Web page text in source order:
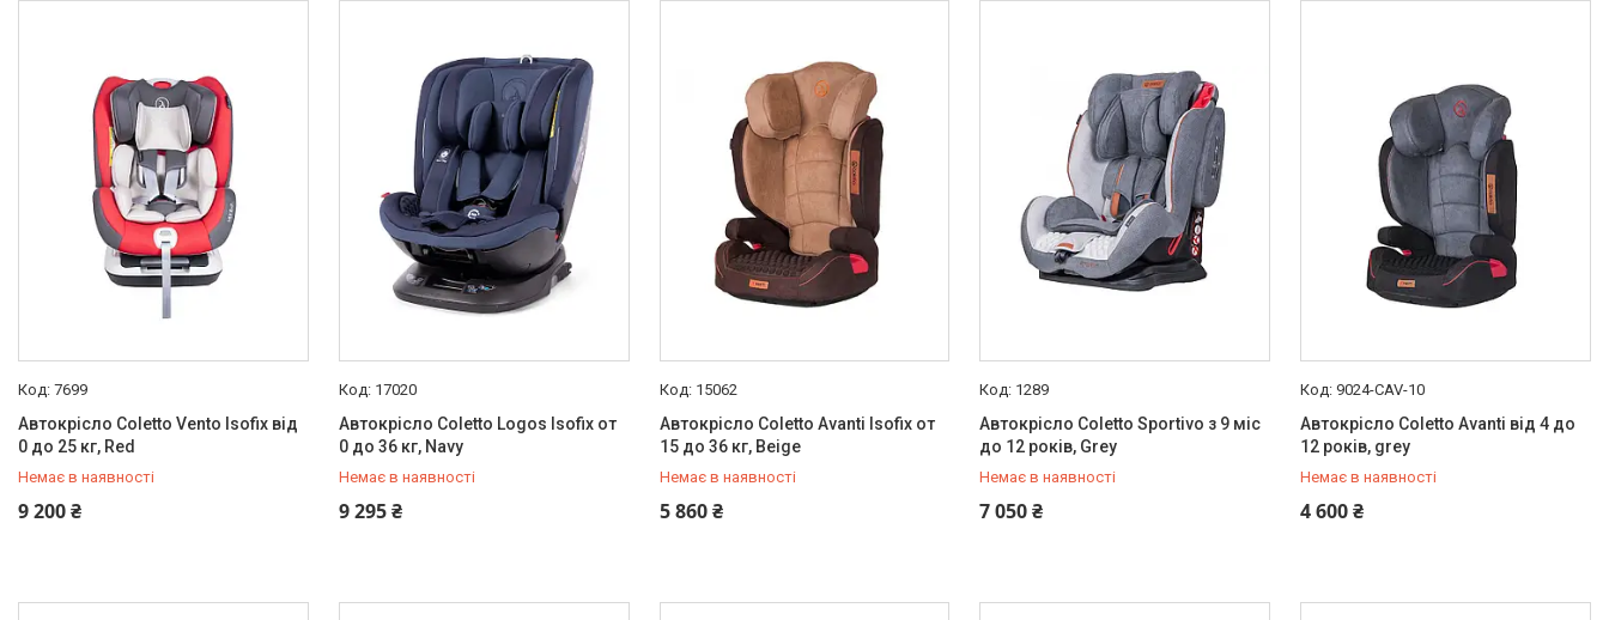
Товари
ТОП товарів Пакунок Малюка
Підбірка товарів для малюка
до року (7000 грн)
Автокрісла
Дитячі візочки
Меблі дитячі
Дитячий транспорт
Засоби особистої гігієни
Дитяче харчування
Одяг дитячий
Переноски для дітей
Басейни каркасні
7699
Автокрісло Coletto Vento Isofix від
0 до 25 кг, Red
Немає в наявності
9 200 ₴
+380 (97) 778-20-70
17020
Автокрісло Coletto Logos Isofix от
0 до 36 кг, Navy
Немає в наявності
9 295 ₴
+380 (97) 778-20-70
15062
Автокрісло Coletto Avanti Isofix от
15 до 36 кг, Beige
Немає в наявності
5 860 ₴
+380 (97) 778-20-70
1289
Автокрісло Coletto Sportivo з 9 міс
до 12 років, Grey
Немає в наявності
7 050 ₴
+380 (97) 778-20-70
9024-CAV-10
Автокрісло Coletto Avanti від 4 до
12 років, grey
Немає в наявності
4 600 ₴
+380 (97) 778-20-70